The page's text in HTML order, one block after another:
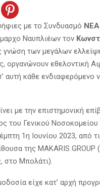
με το Συνδυασμό
Ναυπλιέων τον
γνώση των μεγάλων
οργανώνουν εθελοντική
αυτή κάθε ενδιαφερόμενο
με την επιστημονική
του Γενικού Νοσοκομείου
1η Ιουνίου 2023, από
της MAKARIS GROUP
στο Μπολάτι).
είχε κατ’ αρχή